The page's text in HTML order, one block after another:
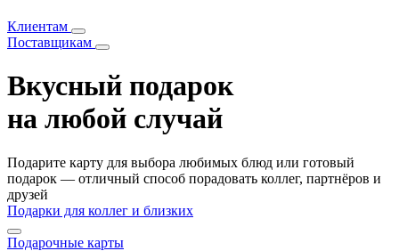
Клиентам
Поставщикам
Вкусный подарок
на любой случай
Подарите карту для выбора любимых блюд или готовый
подарок — отличный способ порадовать коллег, партнёров и
друзей
Подарки для коллег и близких
Подарочные карты